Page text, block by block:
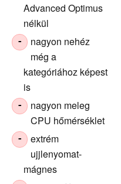
Advanced Optimus
nélkül
-
nagyon nehéz
még a
kategóriához képest
is
-
nagyon meleg
CPU hőmérséklet
-
extrém
ujjlenyomat-
mágnes